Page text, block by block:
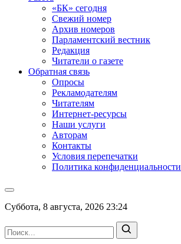
«БК» сегодня
Свежий номер
Архив номеров
Парламентский вестник
Редакция
Читатели о газете
Обратная связь
Опросы
Рекламодателям
Читателям
Интернет-ресурсы
Наши услуги
Авторам
Контакты
Условия перепечатки
Политика конфиденциальности
Суббота, 8 августа, 2026 23:24